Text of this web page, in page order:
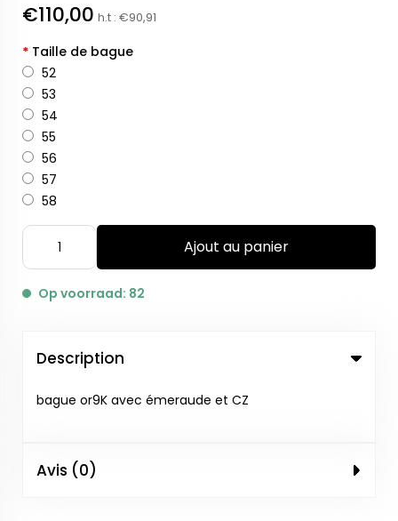
€110,00 h.t : €90,91
* Taille de bague
52
53
54
55
56
57
58
Ajout au panier
Op voorraad: 82
Description
bague or9K avec émeraude et CZ
Avis (0)